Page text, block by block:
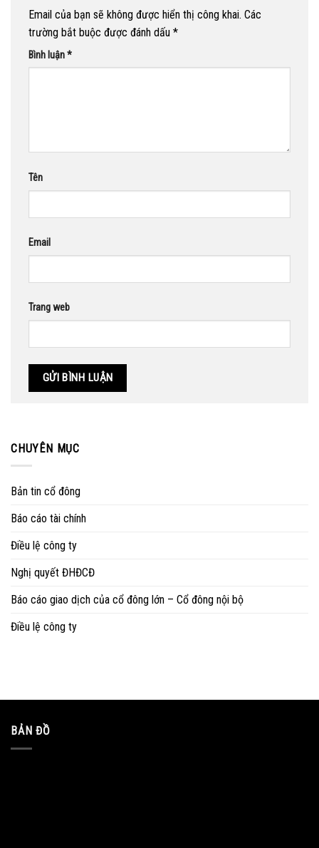
Email của bạn sẽ không được hiển thị công khai. Các
trường bắt buộc được đánh dấu *
Bình luận*
Tên
Email
Trang web
CHUYÊN MỤC
Bản tin cổ đông
Báo cáo tài chính
Điều lệ công ty
Nghị quyết ĐHĐCĐ
Báo cáo giao dịch của cổ đông lớn – Cổ đông nội bộ
Điều lệ công ty
BẢN ĐỒ